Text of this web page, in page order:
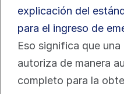
explicación del
para el ingreso de
Eso significa que una
autoriza de manera
completo para la